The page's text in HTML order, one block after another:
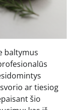
baltymus
ar tiesiog
šio